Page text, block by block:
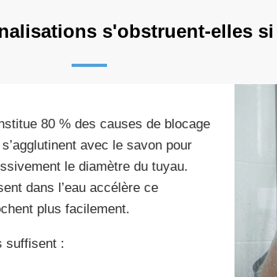
s'obstruent-elles
80 % des causes de blocage
avec le savon pour
le diamètre du tuyau.
dans l’eau accélère ce
plus facilement.
suffisent :